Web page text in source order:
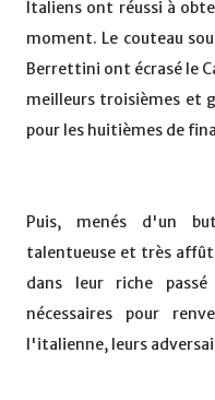
Italiens ont réussi à
moment. Le couteau
Berrettini ont écrasé le
meilleurs troisièmes et
pour les huitièmes de
Puis, menés d'un
talentueuse et très
dans leur riche
nécessaires pour
l'italienne, leurs